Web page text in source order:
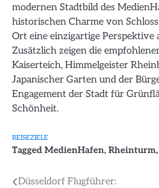
modernen Stadtbild des
historischen Charme von
Ort eine einzigartige Perspektive
Zusätzlich zeigen die
Kaiserteich, Himmelgeister
Japanischer Garten und der
Engagement der Stadt für
Schönheit.
REISEZIELE
Tagged MedienHafen, Rheinturm,
Düsseldorf Flugführer: